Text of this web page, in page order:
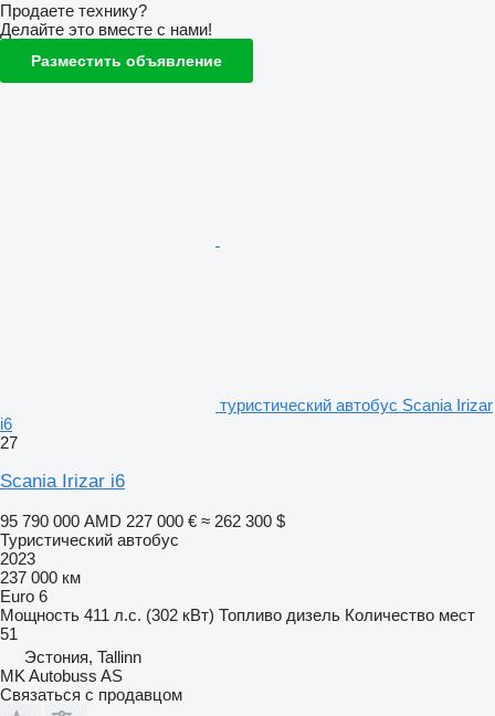
Продаете технику?
Делайте это вместе с нами!
Разместить объявление
туристический автобус Scania Irizar
i6
27
Scania Irizar i6
95 790 000 AMD 227 000 € ≈ 262 300 $
Туристический автобус
2023
237 000 км
Euro 6
Мощность 411 л.с. (302 кВт) Топливо дизель Количество мест
51
Эстония, Tallinn
MK Autobuss AS
Связаться с продавцом